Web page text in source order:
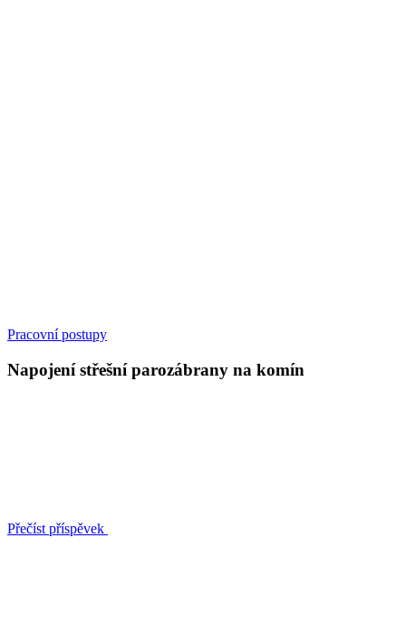
Pracovní postupy
Napojení střešní parozábrany na komín
Přečíst příspěvek